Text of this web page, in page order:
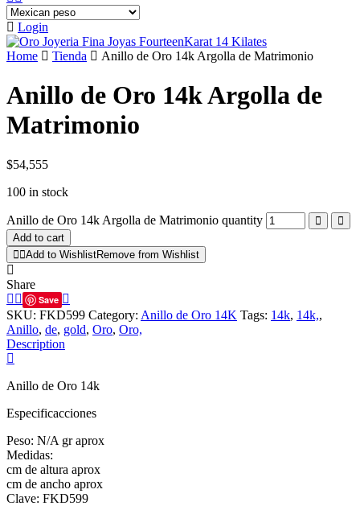
Login
Home Tienda Anillo de Oro 14k Argolla de Matrimonio
Anillo de Oro 14k Argolla de
Matrimonio
$54,555
100 in stock
Anillo de Oro 14k Argolla de Matrimonio quantity
Add to cart
Add to WishlistRemove from Wishlist
Share
Save
SKU: FKD599 Category: Anillo de Oro 14K Tags: 14k, 14k,,
Anillo, de, gold, Oro, Oro,
Description
Anillo de Oro 14k
Especificacciones
Peso: N/A gr aprox
Medidas:
cm de altura aprox
cm de ancho aprox
Clave: FKD599